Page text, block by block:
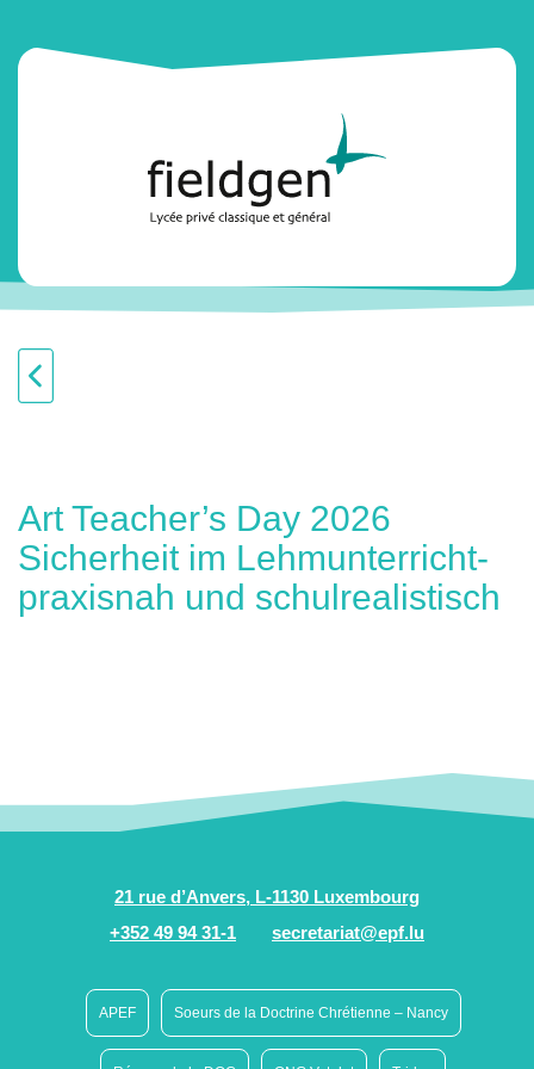
Art Teacher’s Day 2026
Sicherheit im Lehmunterricht-
praxisnah und schulrealistisch
21 rue d’Anvers, L-1130 Luxembourg
+352 49 94 31-1
secretariat@epf.lu
APEF Soeurs de la Doctrine Chrétienne – Nancy